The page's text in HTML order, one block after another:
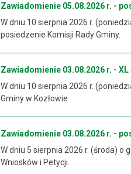
Zawiadomienie 05.08.2026 r. -
W dniu 10 sierpnia 2026 r.
posiedzenie Komisji Rady Gminy.
Zawiadomienie 03.08.2026 r. - XL
W dniu 10 sierpnia 2026 r.
Gminy w Kozłowie
Zawiadomienie 03.08.2026 r. -
W dniu 5 sierpnia 2026 r. (środa) o
Wniosków i Petycji.